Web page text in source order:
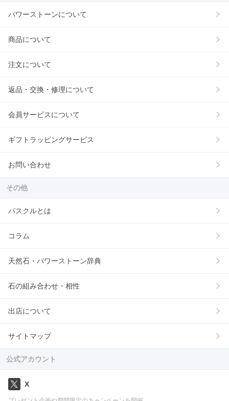
パワーストーンについて
商品について
注文について
返品・交換・修理について
会員サービスについて
ギフトラッピングサービス
お問い合わせ
その他
パスクルとは
コラム
天然石・パワーストーン辞典
石の組み合わせ・相性
出店について
サイトマップ
公式アカウント
X